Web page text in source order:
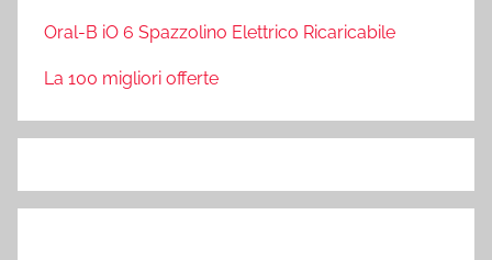
Oral-B iO 6 Spazzolino Elettrico Ricaricabile
La 100 migliori offerte